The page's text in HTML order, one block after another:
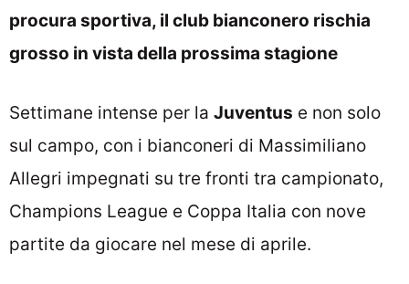
procura sportiva, il club bianconero rischia
grosso in vista della prossima stagione
Settimane intense per la Juventus e non solo
sul campo, con i bianconeri di Massimiliano
Allegri impegnati su tre fronti tra campionato,
Champions League e Coppa Italia con nove
partite da giocare nel mese di aprile.